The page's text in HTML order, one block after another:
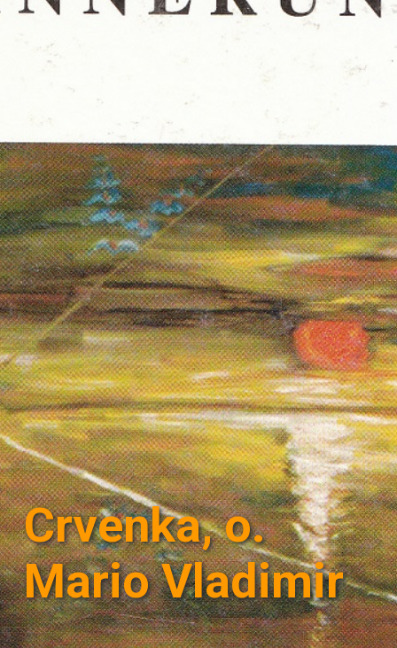
Crvenka, o.
Mario Vladimir